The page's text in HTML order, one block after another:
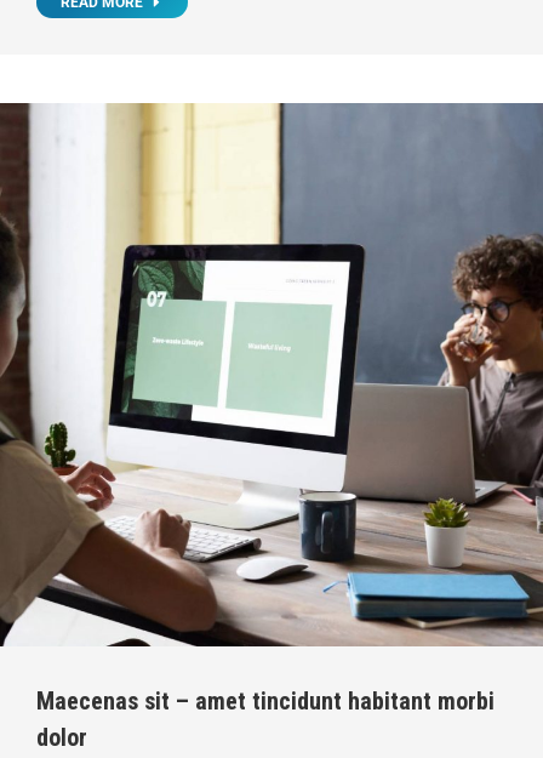
Maecenas sit – amet tincidunt habitant morbi
dolor